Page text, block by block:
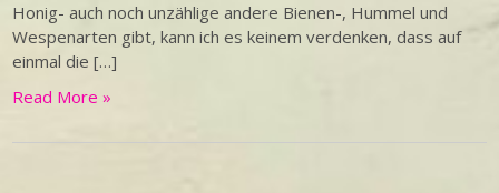
Honig- auch noch unzählige andere Bienen-, Hummel und
Wespenarten gibt, kann ich es keinem verdenken, dass auf
einmal die […]
Read More »